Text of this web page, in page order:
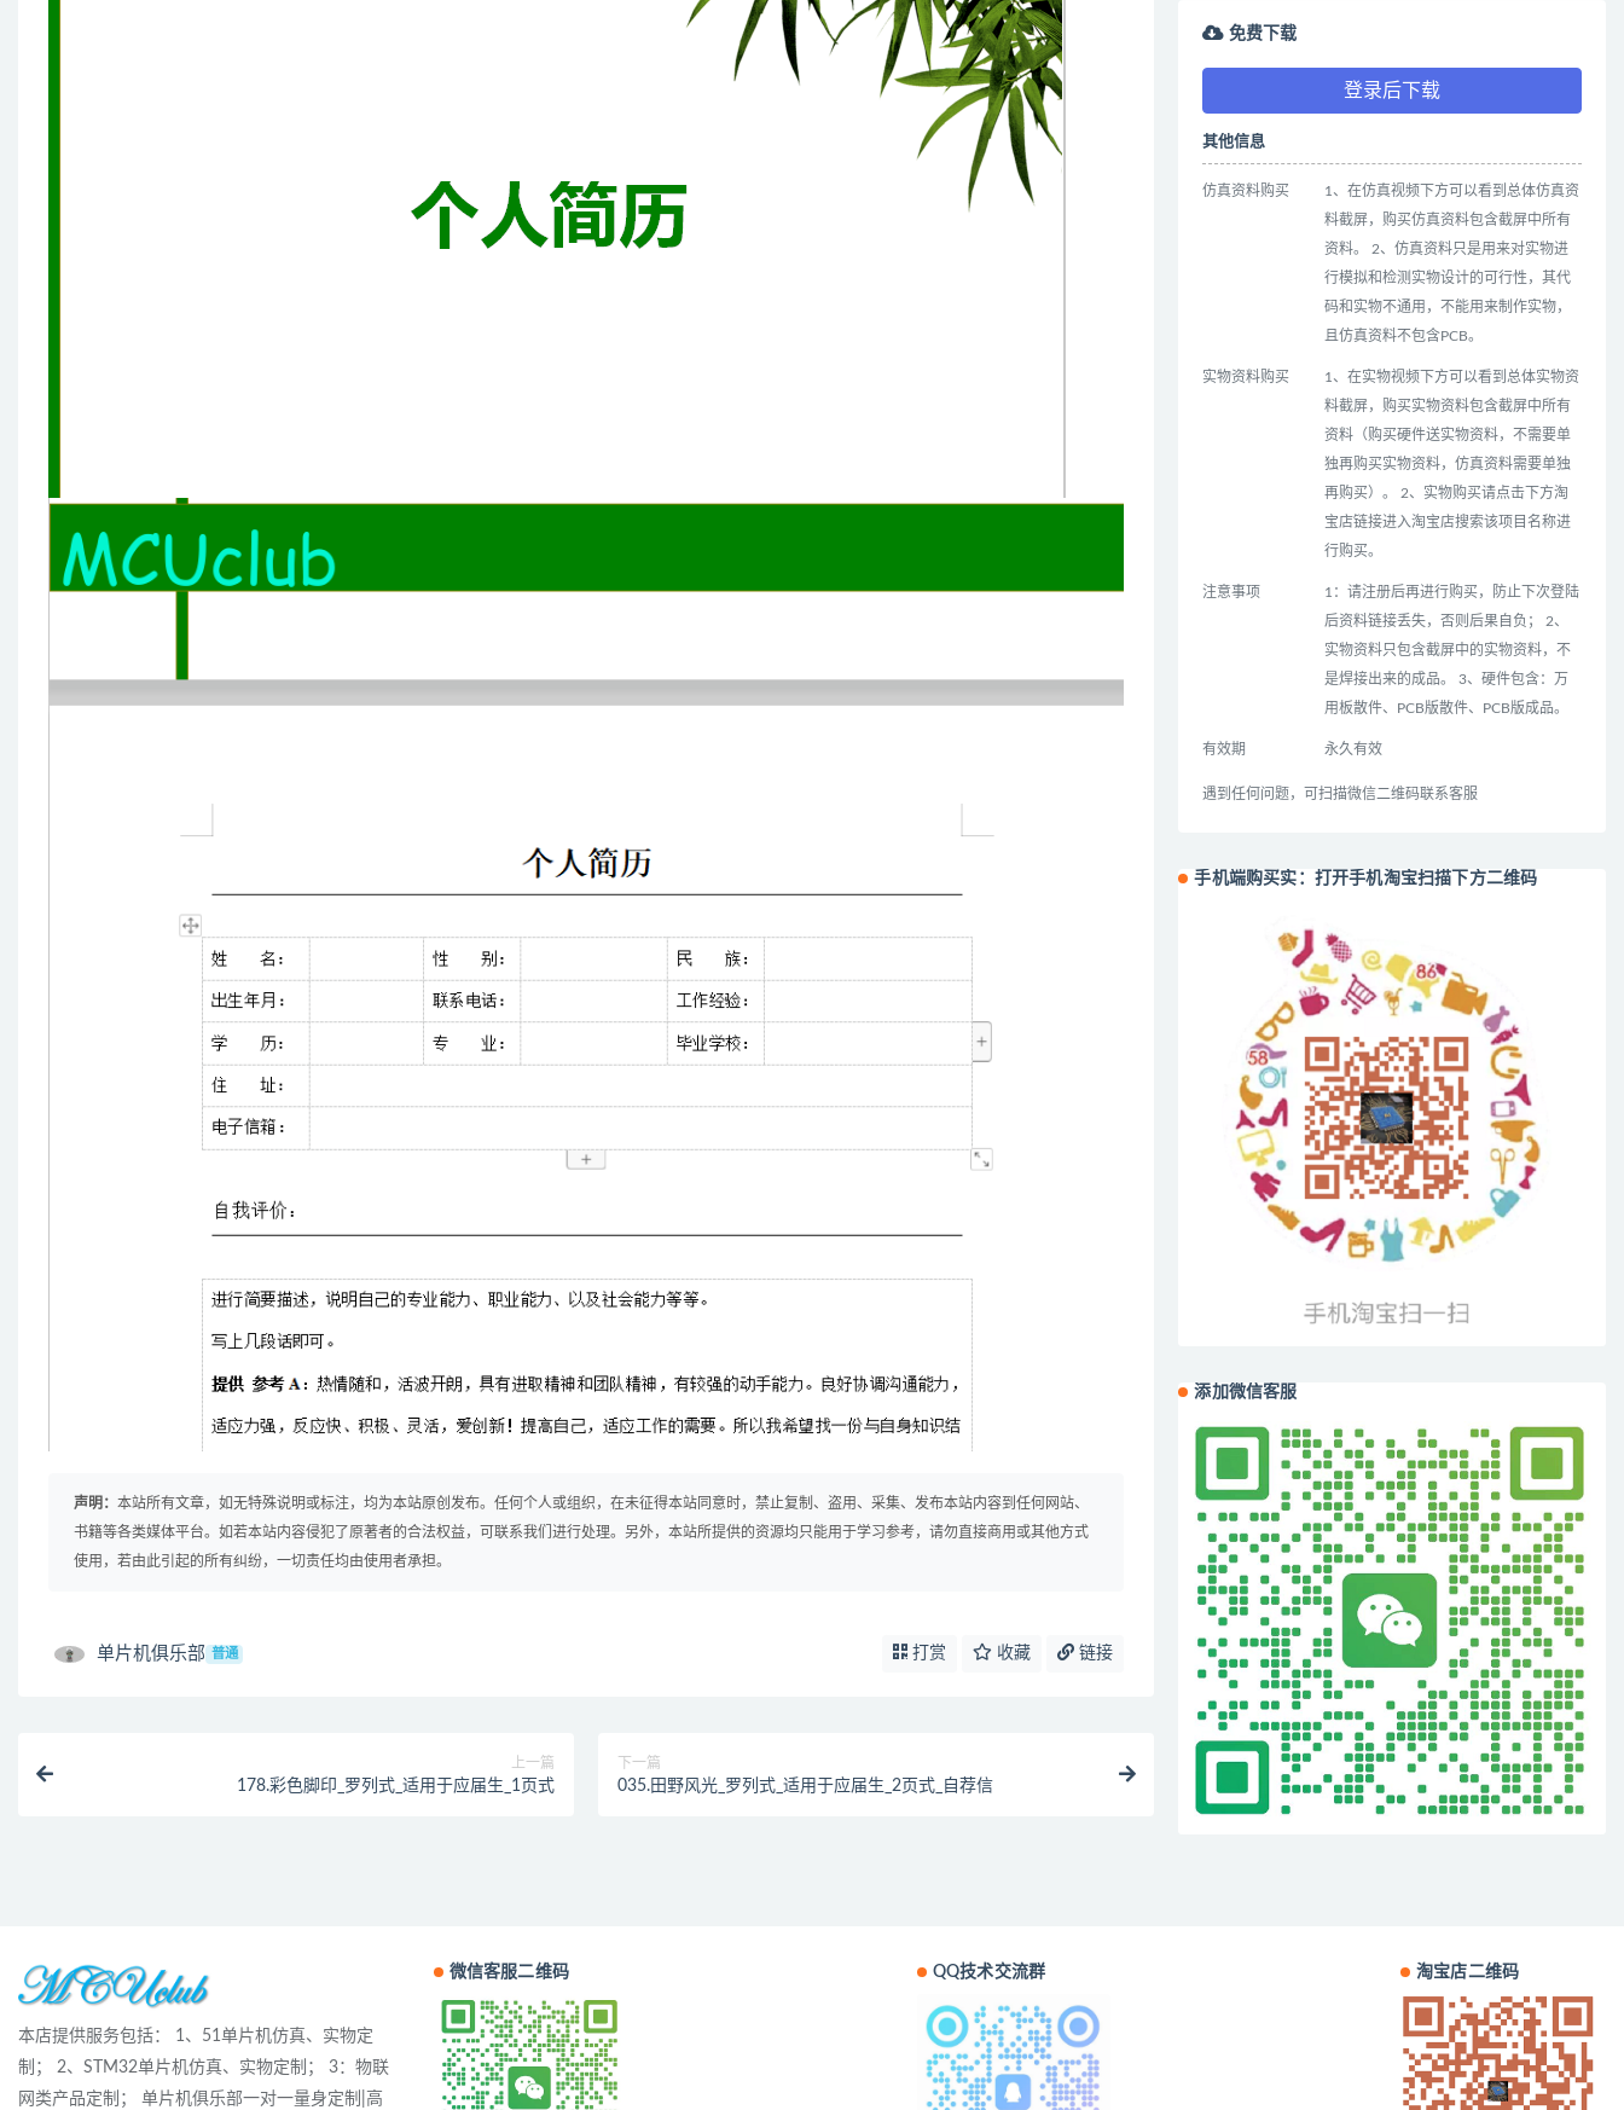
声明： 本站所有文章，如无特殊说明或标注，均为本站原创发布。任何个人或组织，在未征得本站同意时，禁止复制、盗用、采集、发布本站内容到任何网站、
书籍等各类媒体平台。如若本站内容侵犯了原著者的合法权益，可联系我们进行处理。另外，本站所提供的资源均只能用于学习参考，请勿直接商用或其他方式
使用，若由此引起的所有纠纷，一切责任均由使用者承担。
单片机俱乐部 普通 打赏 收藏 链接
上一篇
178.彩色脚印_罗列式_适用于应届生_1页式
下一篇
035.田野风光_罗列式_适用于应届生_2页式_自荐信
免费下载
登录后下载
其他信息
仿真资料购买
1、在仿真视频下方可以看到总体仿真资
料截屏，购买仿真资料包含截屏中所有
资料。 2、仿真资料只是用来对实物进
行模拟和检测实物设计的可行性，其代
码和实物不通用，不能用来制作实物，
且仿真资料不包含PCB。
实物资料购买
1、在实物视频下方可以看到总体实物资
料截屏，购买实物资料包含截屏中所有
资料（购买硬件送实物资料，不需要单
独再购买实物资料，仿真资料需要单独
再购买）。 2、实物购买请点击下方淘
宝店链接进入淘宝店搜索该项目名称进
行购买。
注意事项
1：请注册后再进行购买，防止下次登陆
后资料链接丢失，否则后果自负； 2、
实物资料只包含截屏中的实物资料，不
是焊接出来的成品。 3、硬件包含：万
用板散件、PCB版散件、PCB版成品。
有效期 永久有效
遇到任何问题，可扫描微信二维码联系客服
手机端购买实：打开手机淘宝扫描下方二维码
添加微信客服
本店提供服务包括： 1、51单片机仿真、实物定
制； 2、STM32单片机仿真、实物定制； 3：物联
网类产品定制； 单片机俱乐部一对一量身定制|高
微信客服二维码 QQ技术交流群 淘宝店二维码